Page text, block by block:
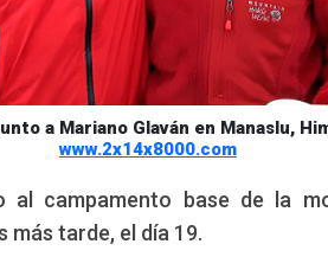
a Mariano Glaván en Manaslu,
www.2x14x8000.com
al campamento base de la
tarde, el día 19.